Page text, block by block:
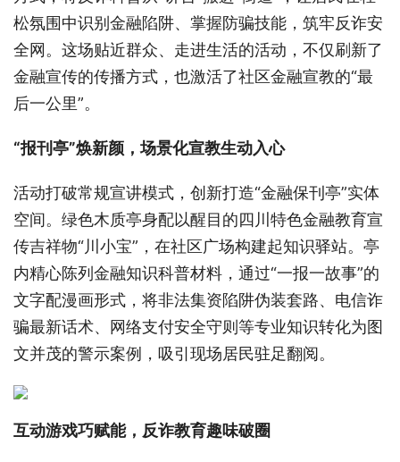
松氛围中识别金融陷阱、掌握防骗技能，筑牢反诈安
全网。这场贴近群众、走进生活的活动，不仅刷新了
金融宣传的传播方式，也激活了社区金融宣教的“最
后一公里”。
“报刊亭”焕新颜，场景化宣教生动入心
活动打破常规宣讲模式，创新打造“金融保刊亭”实体
空间。绿色木质亭身配以醒目的四川特色金融教育宣
传吉祥物“川小宝”，在社区广场构建起知识驿站。亭
内精心陈列金融知识科普材料，通过“一报一故事”的
文字配漫画形式，将非法集资陷阱伪装套路、电信诈
骗最新话术、网络支付安全守则等专业知识转化为图
文并茂的警示案例，吸引现场居民驻足翻阅。
互动游戏巧赋能，反诈教育趣味破圈